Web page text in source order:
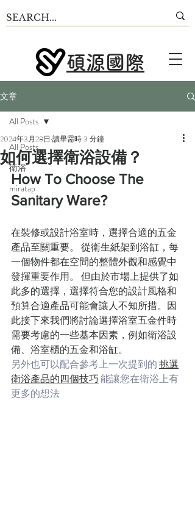
碩源國際
文章
All Posts
衛浴
miratap
All Posts
如何選擇衛浴設備？
2024年3月28日 讀畢需時 3 分鐘
How To Choose The
Sanitary Ware?
在裝修或設計浴室時，選擇合適的五金
產品至關重要。 從衛生紙架到浴缸，每
一個物件都在空間的整體外觀和感覺中
發揮重要作用。 但由於市場上提供了如
此多的選擇，選擇符合您的設計風格和
預算合適產品可能會讓人不知所措。因
此接下來我們將討論選擇浴室五金件時
需要考慮的一些基本因素，例如衛浴設
備、浴室櫃的五金和浴缸。
另外也可以配合參考上一次提到的挑選
衛浴產品的四個技巧能讓您在衛浴上有
更多的想法